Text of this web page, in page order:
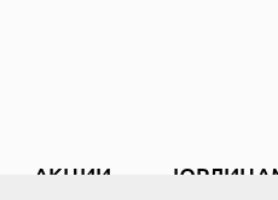
АКЦИИ